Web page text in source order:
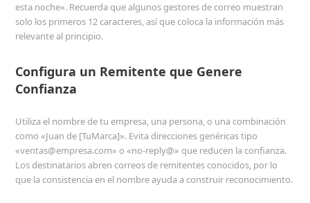
esta noche». Recuerda que algunos gestores de correo muestran
solo los primeros 12 caracteres, así que coloca la información más
relevante al principio.
Configura un Remitente que Genere
Confianza
Utiliza el nombre de tu empresa, una persona, o una combinación
como «Juan de [TuMarca]». Evita direcciones genéricas tipo
«ventas@empresa.com» o «no-reply@» que reducen la confianza.
Los destinatarios abren correos de remitentes conocidos, por lo
que la consistencia en el nombre ayuda a construir reconocimiento.